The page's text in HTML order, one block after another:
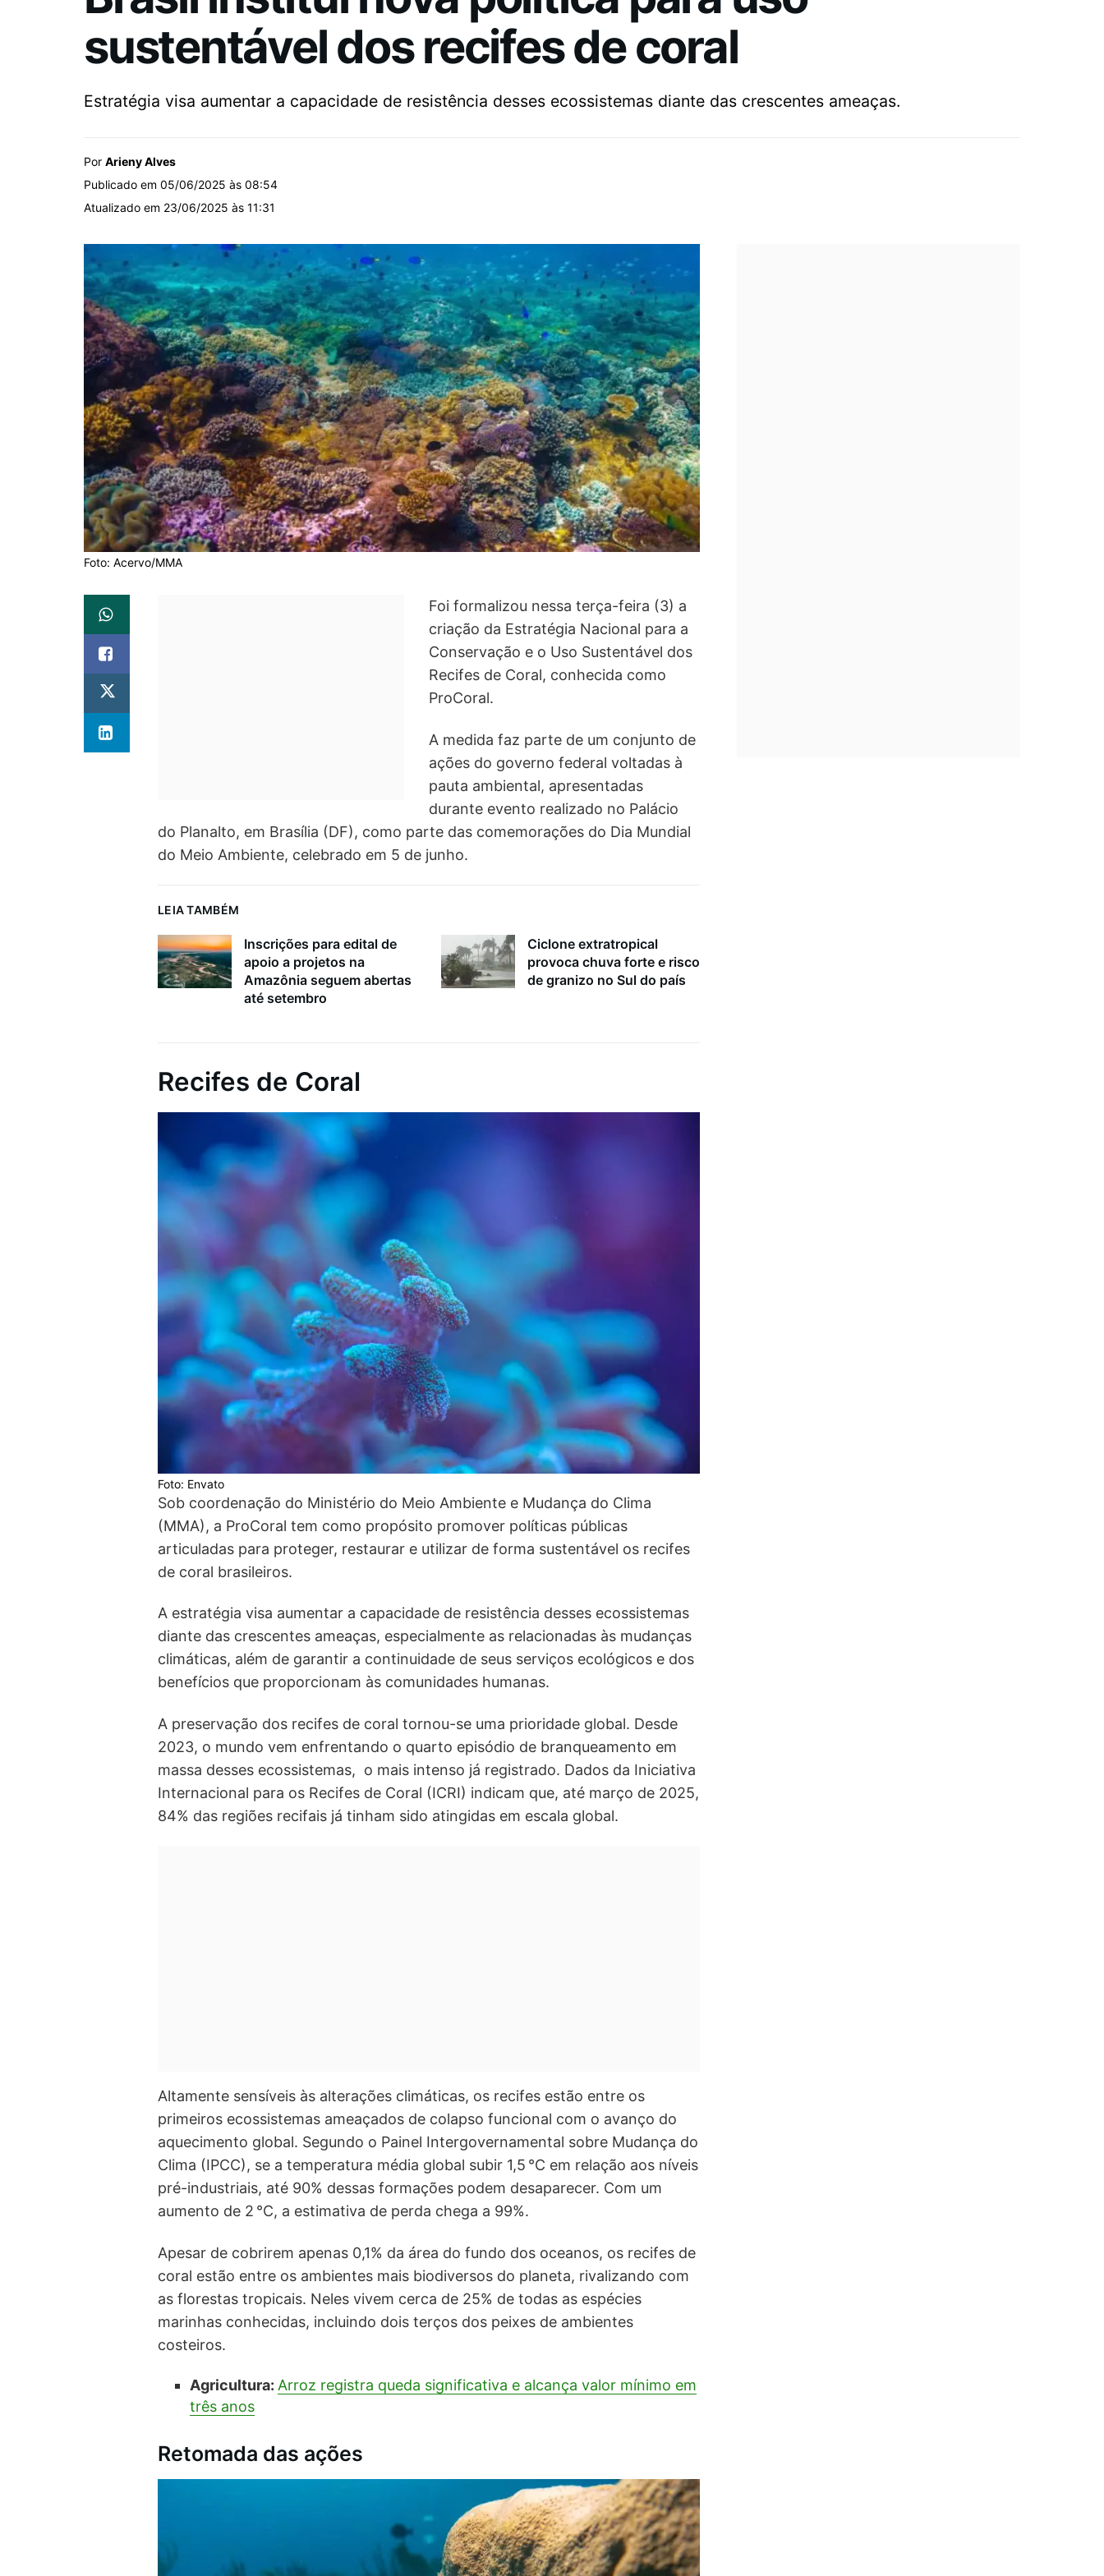
sustentável dos recifes de coral
Estratégia visa aumentar a capacidade de resistência desses ecossistemas diante das crescentes ameaças.
Por Arieny Alves
Publicado em 05/06/2025 às 08:54
Atualizado em 23/06/2025 às 11:31
Foto: Acervo/MMA
Foi formalizou nessa terça-feira (3) a
criação da Estratégia Nacional para a
Conservação e o Uso Sustentável dos
Recifes de Coral, conhecida como
ProCoral.
A medida faz parte de um conjunto de
ações do governo federal voltadas à
pauta ambiental, apresentadas
durante evento realizado no Palácio
do Planalto, em Brasília (DF), como parte das comemorações do Dia Mundial
do Meio Ambiente, celebrado em 5 de junho.
LEIA TAMBÉM
Inscrições para edital de
apoio a projetos na
Amazônia seguem abertas
até setembro
Ciclone extratropical
provoca chuva forte e risco
de granizo no Sul do país
Recifes de Coral
Foto: Envato
Sob coordenação do Ministério do Meio Ambiente e Mudança do Clima
(MMA), a ProCoral tem como propósito promover políticas públicas
articuladas para proteger, restaurar e utilizar de forma sustentável os recifes
de coral brasileiros.
A estratégia visa aumentar a capacidade de resistência desses ecossistemas
diante das crescentes ameaças, especialmente as relacionadas às mudanças
climáticas, além de garantir a continuidade de seus serviços ecológicos e dos
benefícios que proporcionam às comunidades humanas.
A preservação dos recifes de coral tornou-se uma prioridade global. Desde
2023, o mundo vem enfrentando o quarto episódio de branqueamento em
massa desses ecossistemas, o mais intenso já registrado. Dados da Iniciativa
Internacional para os Recifes de Coral (ICRI) indicam que, até março de 2025,
84% das regiões recifais já tinham sido atingidas em escala global.
Altamente sensíveis às alterações climáticas, os recifes estão entre os
primeiros ecossistemas ameaçados de colapso funcional com o avanço do
aquecimento global. Segundo o Painel Intergovernamental sobre Mudança do
Clima (IPCC), se a temperatura média global subir 1,5 °C em relação aos níveis
pré-industriais, até 90% dessas formações podem desaparecer. Com um
aumento de 2 °C, a estimativa de perda chega a 99%.
Apesar de cobrirem apenas 0,1% da área do fundo dos oceanos, os recifes de
coral estão entre os ambientes mais biodiversos do planeta, rivalizando com
as florestas tropicais. Neles vivem cerca de 25% de todas as espécies
marinhas conhecidas, incluindo dois terços dos peixes de ambientes
costeiros.
Agricultura: Arroz registra queda significativa e alcança valor mínimo em
três anos
Retomada das ações